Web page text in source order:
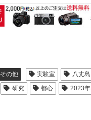
その他 実験室 八丈島
研究 都心 2023年